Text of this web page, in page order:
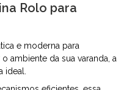
Rolo para
e moderna para
ambiente da sua varanda, a